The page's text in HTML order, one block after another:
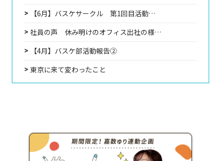
【6月】バスケサークル 第1回目活動…
社員の声 休み明けのオフィス出社の様…
【4月】バスケ部活動報告②
東京に来て変わったこと